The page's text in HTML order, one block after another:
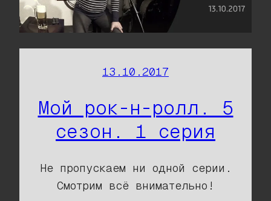
13.10.2017
Мой рок-н-ролл. 5
сезон. 1 серия
Не пропускаем ни одной серии.
Смотрим всё внимательно!